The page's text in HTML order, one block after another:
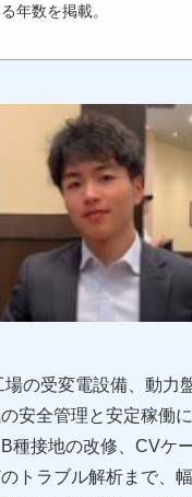
年数を掲載。
の受変電設備、動力
安全管理と安定稼働に
種接地の改修、CVケ
トラブル解析まで、